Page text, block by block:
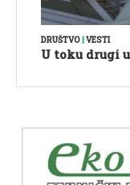
DRUŠTVO VESTI
U toku drugi